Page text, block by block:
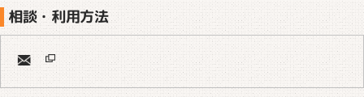
相談・利用方法